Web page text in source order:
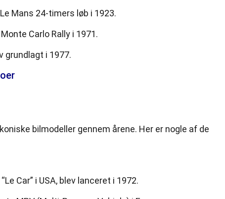
Mans 24-timers løb i 1923.
Carlo Rally i 1971.
grundlagt i 1977.
bilmodeller gennem årene. Her er nogle af de
Car” i USA, blev lanceret i 1972.